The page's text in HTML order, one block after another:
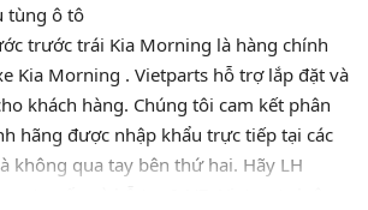
tùng ô tô
trước trái Kia Morning là hàng chính
Kia Morning . Vietparts hỗ trợ lắp đặt và
khách hàng. Chúng tôi cam kết phân
hãng được nhập khẩu trực tiếp tại các
không qua tay bên thứ hai. Hãy LH